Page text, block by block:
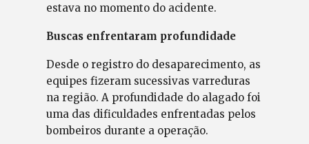
estava no momento do acidente.
Buscas enfrentaram profundidade
Desde o registro do desaparecimento, as
equipes fizeram sucessivas varreduras
na região. A profundidade do alagado foi
uma das dificuldades enfrentadas pelos
bombeiros durante a operação.